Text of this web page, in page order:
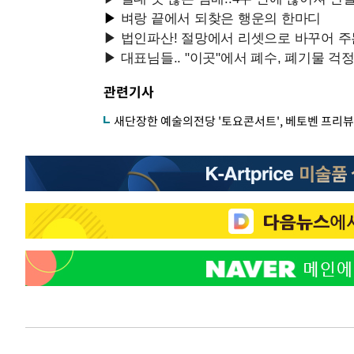
관련기사
새단장한 예술의전당 '토요콘서트', 베토벤 프리